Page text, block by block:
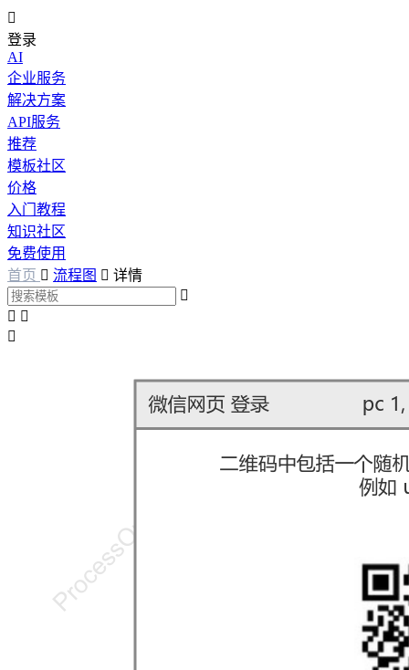

登录
AI
企业服务
解决方案
API服务
推荐
模板社区
价格
入门教程
知识社区
免费使用
首页  流程图  详情

 
